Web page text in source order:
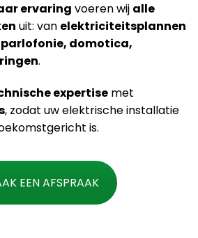
ervaring voeren wij alle
uit: van elektriciteitsplannen
parlofonie, domotica,
.
expertise met
, zodat uw elektrische installatie
is.
EEN AFSPRAAK